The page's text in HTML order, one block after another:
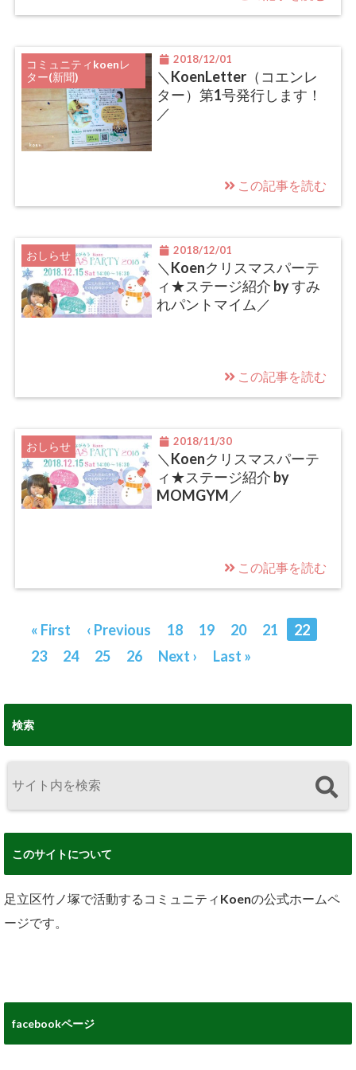
コミュニティkoenレ
ター(新聞)
2018/12/01
＼KoenLetter（コエンレ
ター）第1号発行します！
／
この記事を読む
おしらせ 2018/12/01
＼Koenクリスマスパーテ
ィ★ステージ紹介 by すみ
れパントマイム／
この記事を読む
おしらせ 2018/11/30
＼Koenクリスマスパーテ
ィ★ステージ紹介 by
MOMGYM／
この記事を読む
« First ‹ Previous 18 19 20 21
22
23
24 25 26 Next › Last »
検索
このサイトについて
足立区竹ノ塚で活動するコミュニティKoenの公式ホームペ
ージです。
facebookページ